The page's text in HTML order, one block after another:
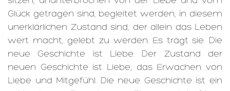
Glück getragen sind, begleitet werden, in diesem
unerklärlichen Zustand sind, der allein das Leben
wert macht, gelebt zu werden. Es trägt sie. Die
neue Geschichte ist Liebe. Der Zustand der
neuen Geschichte ist Liebe, das Erwachen von
Liebe und Mitgefühl. Die neue Geschichte ist ein